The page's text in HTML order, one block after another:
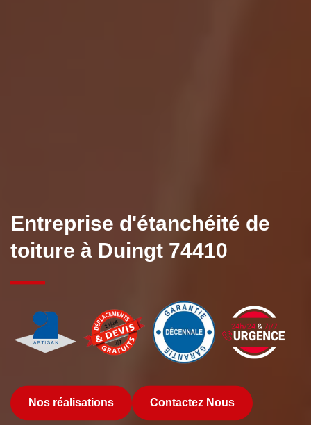
Entreprise d'étanchéité de
toiture à Duingt 74410
Nos réalisations Contactez Nous